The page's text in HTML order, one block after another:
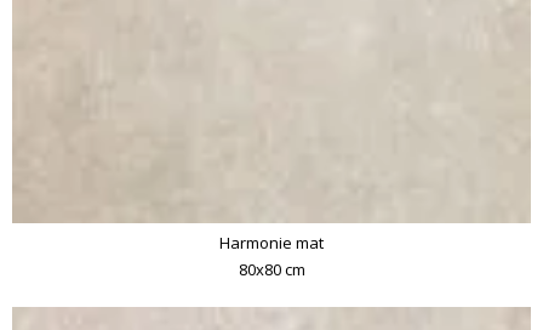
Harmonie mat
80x80 cm